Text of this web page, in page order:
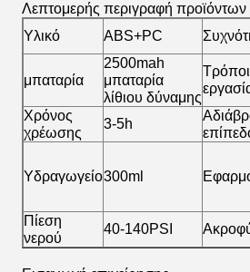
Λεπτομερής περιγραφή προϊόντων
Υλικό
ABS+PC
μπαταρία
2500mah
μπαταρία
λίθιου δύναμης
Τρόποι
Χρόνος
χρέωσης
3-5h
Υδραγωγείο300ml
Πίεση
νερού
40-140PSI